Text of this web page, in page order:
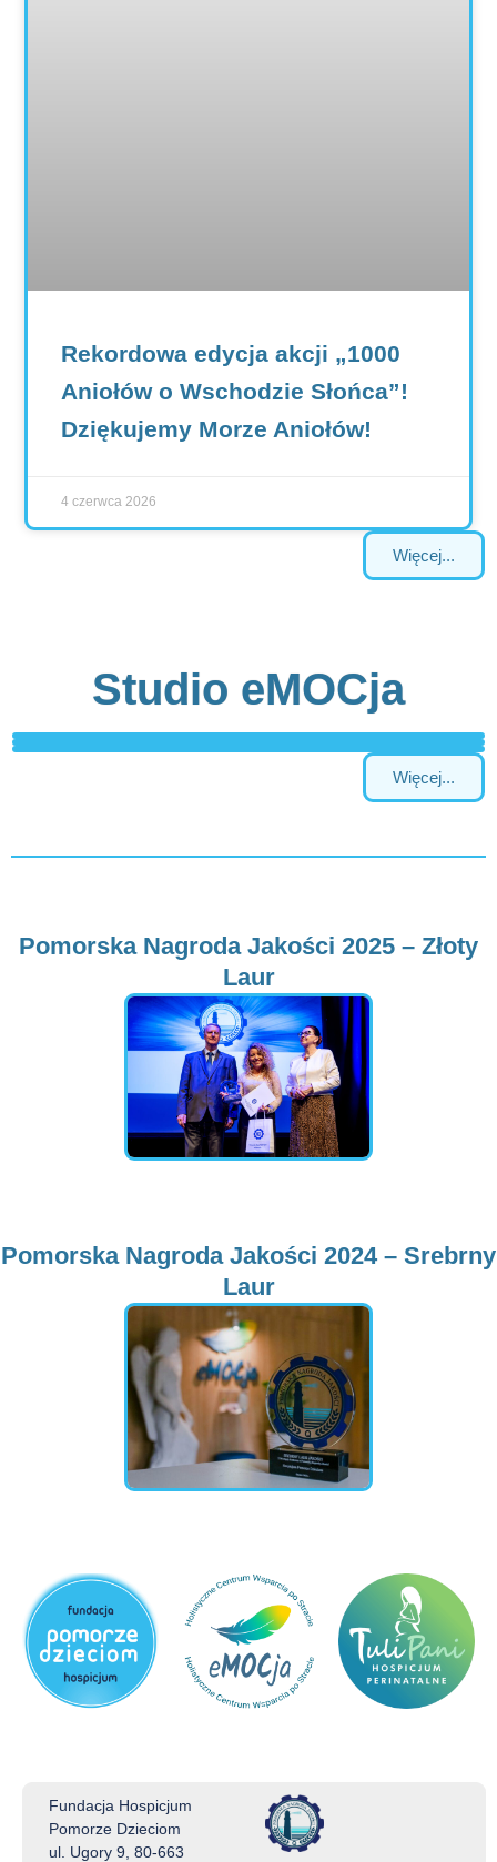
Rekordowa edycja akcji „1000
Aniołów o Wschodzie Słońca”!
Dziękujemy Morze Aniołów!
4 czerwca 2026
Więcej...
Studio eMOCja
Więcej...
Pomorska Nagroda Jakości 2025 – Złoty
Laur
Pomorska Nagroda Jakości 2024 – Srebrny
Laur
Fundacja Hospicjum
Pomorze Dzieciom
ul. Ugory 9, 80-663